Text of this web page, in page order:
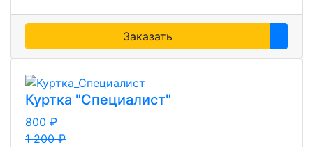
Заказать
Куртка "Специалист"
800 ₽
1 200 ₽